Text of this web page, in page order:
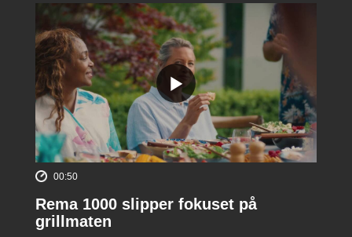
00:50
Rema 1000 slipper fokuset på
grillmaten